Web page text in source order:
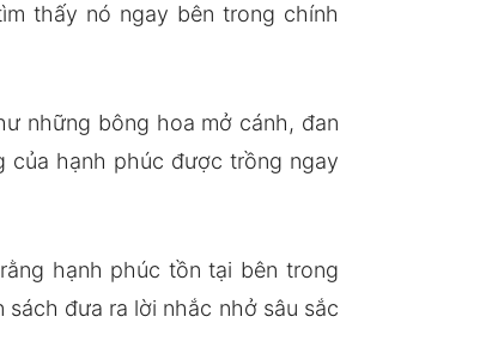
thấy nó ngay bên trong chính
những bông hoa mở cánh, đan
của hạnh phúc được trồng ngay
hạnh phúc tồn tại bên trong
đưa ra lời nhắc nhở sâu sắc